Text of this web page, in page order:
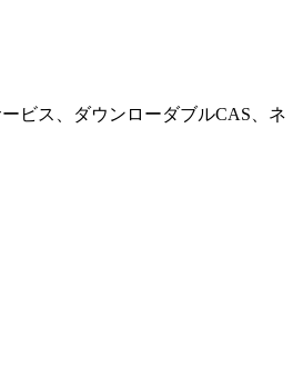
ビス、ダウンローダブルCAS、ネ